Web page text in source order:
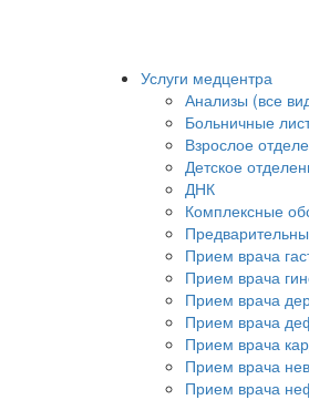
Услуги медцентра
Анализы (все
Больничные
Взрослое
Детское
ДНК
Комплексные
Прием врача
Прием врача
Прием врача
Прием врача
Прием врача
Прием врача
Прием врача